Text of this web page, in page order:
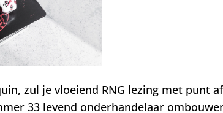
zul je vloeiend RNG lezing met punt
33 levend onderhandelaar